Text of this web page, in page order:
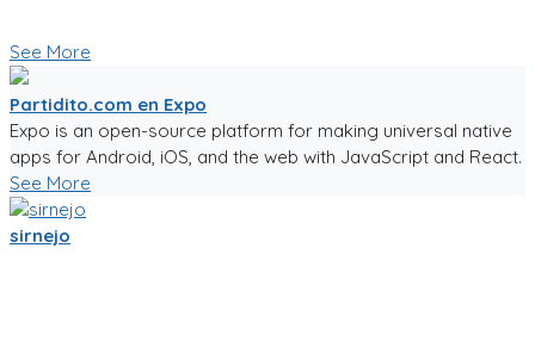
See More
Partidito.com en Expo
Expo is an open-source platform for making universal native
apps for Android, iOS, and the web with JavaScript and React.
See More
sirnejo